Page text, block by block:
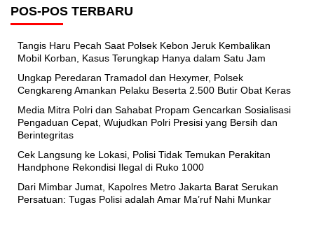
POS-POS TERBARU
Tangis Haru Pecah Saat Polsek Kebon Jeruk Kembalikan
Mobil Korban, Kasus Terungkap Hanya dalam Satu Jam
Ungkap Peredaran Tramadol dan Hexymer, Polsek
Cengkareng Amankan Pelaku Beserta 2.500 Butir Obat Keras
Media Mitra Polri dan Sahabat Propam Gencarkan Sosialisasi
Pengaduan Cepat, Wujudkan Polri Presisi yang Bersih dan
Berintegritas
Cek Langsung ke Lokasi, Polisi Tidak Temukan Perakitan
Handphone Rekondisi Ilegal di Ruko 1000
Dari Mimbar Jumat, Kapolres Metro Jakarta Barat Serukan
Persatuan: Tugas Polisi adalah Amar Ma’ruf Nahi Munkar